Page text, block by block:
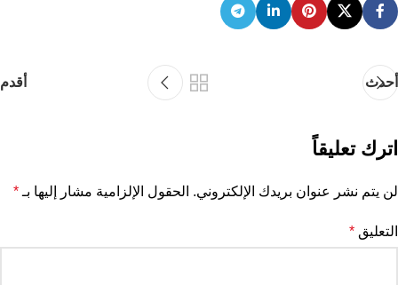
أحدث أقدم
اترك تعليقاً
لن يتم نشر عنوان بريدك الإلكتروني. الحقول الإلزامية مشار إليها بـ *
التعليق *